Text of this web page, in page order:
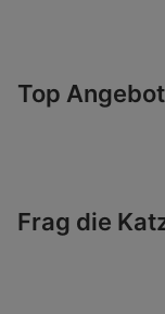
Top
Frag die